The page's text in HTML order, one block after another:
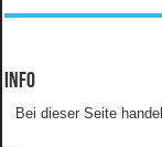
Info
Bei dieser Seite